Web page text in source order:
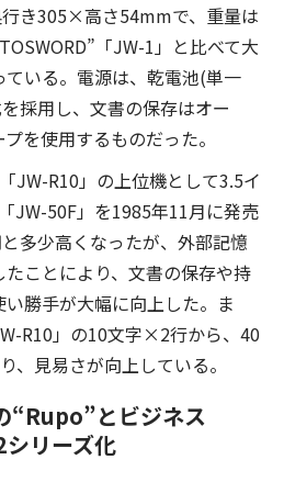
き305×高さ54mmで、重量は
「JW-1」と比べて大
いる。電源は、乾電池(単一
採用し、文書の保存はオー
を使用するものだった。
JW-R10」の上位機として3.5イ
JW-50F」を1985年11月に発売
多少高くなったが、外部記憶
ことにより、文書の保存や持
勝手が大幅に向上した。ま
R10」の10文字×2行から、40
見易さが向上している。
“Rupo”とビジネス
シリーズ化